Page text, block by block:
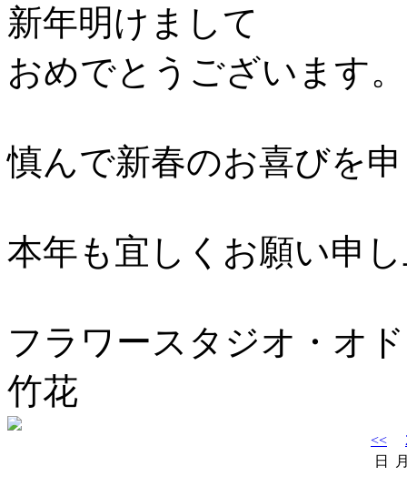
新年明けまして
おめでとうございます。
慎んで新春のお喜びを
本年も宜しくお願い申
フラワースタジオ・オ
竹花
<<
日